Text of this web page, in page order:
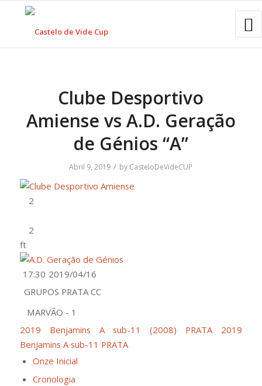
Clube Desportivo
Amiense vs A.D. Geração
de Génios “A”
Abril 9, 2019 / by CasteloDeVideCUP
ft
2019/04/16
17:30
GRUPOS PRATA CC
MARVÃO - 1
2019 Benjamins A sub-11 (2008) PRATA
2019
Benjamins A sub-11 PRATA
Onze Inicial
Cronologia